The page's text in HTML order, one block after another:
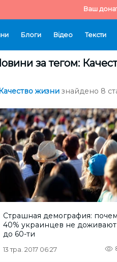
Ваш
Блоги Відео Тексти
за тегом:
жизни знайдено 8
Страшная демография:
40% украинцев не доживают
до 60-ти
13 тра. 2017 06:27